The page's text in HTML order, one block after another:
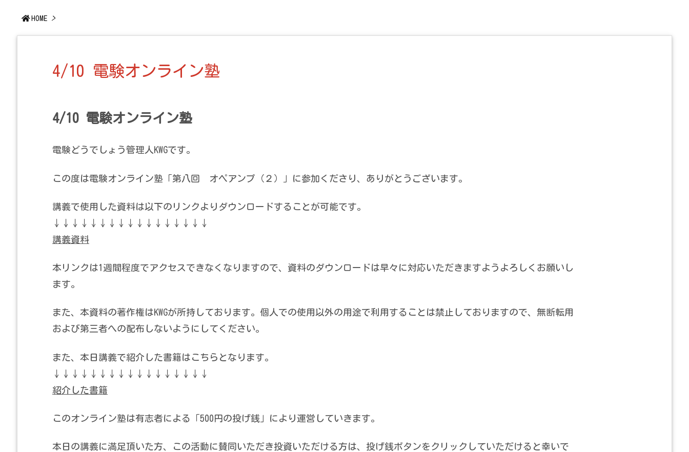
HOME >
4/10 電験オンライン塾
4/10 電験オンライン塾
電験どうでしょう管理人KWGです。
この度は電験オンライン塾「第八回 オペアンプ（２）」に参加くださり、ありがとうございます。
講義で使用した資料は以下のリンクよりダウンロードすることが可能です。
↓↓↓↓↓↓↓↓↓↓↓↓↓↓↓↓↓
講義資料
本リンクは1週間程度でアクセスできなくなりますので、資料のダウンロードは早々に対応いただきますようよろしくお願いし
ます。
また、本資料の著作権はKWGが所持しております。個人での使用以外の用途で利用することは禁止しておりますので、無断転用
および第三者への配布しないようにしてください。
また、本日講義で紹介した書籍はこちらとなります。
↓↓↓↓↓↓↓↓↓↓↓↓↓↓↓↓↓
紹介した書籍
このオンライン塾は有志者による「500円の投げ銭」により運営していきます。
本日の講義に満足頂いた方、この活動に賛同いただき投資いただける方は、投げ銭ボタンをクリックしていただけると幸いで